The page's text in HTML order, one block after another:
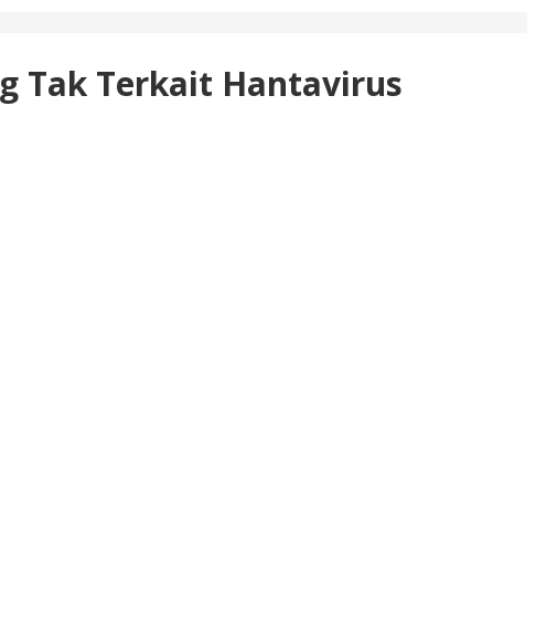
Tak Terkait Hantavirus